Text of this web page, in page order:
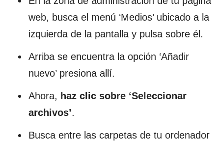
web, busca el menú ‘Medios’ ubicado a la
izquierda de la pantalla y pulsa sobre él.
Arriba se encuentra la opción ‘Añadir
nuevo’ presiona allí.
Ahora, haz clic sobre ‘Seleccionar
archivos’.
Busca entre las carpetas de tu ordenador